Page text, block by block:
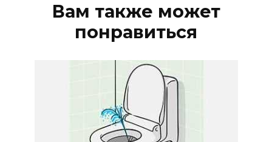
Вам также может
понравиться